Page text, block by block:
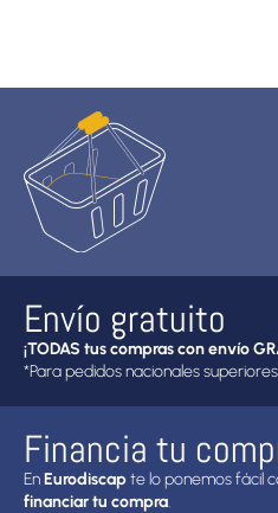
Envío gratuito
¡TODAS tus compras con envío
*Para pedidos nacionales
Financia tu
EnEurodiscapte lo ponemos fácil
financiar tu compra.